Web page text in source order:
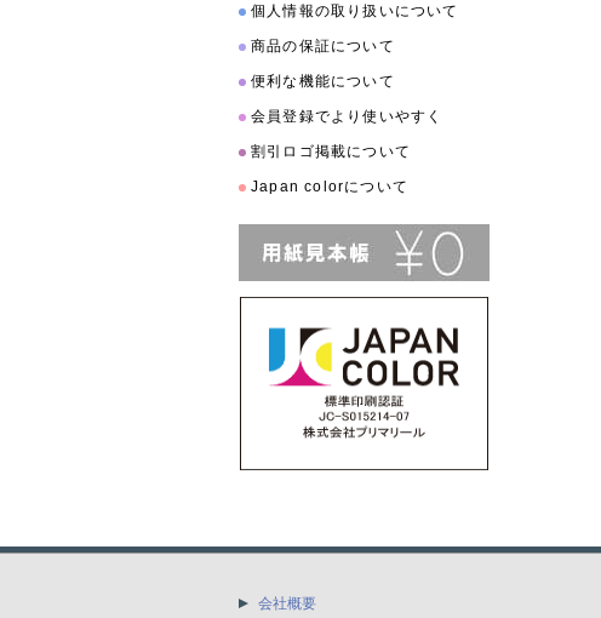
個人情報の取り扱いについて
商品の保証について
便利な機能について
会員登録でより使いやすく
割引ロゴ掲載について
Japan colorについて
会社概要